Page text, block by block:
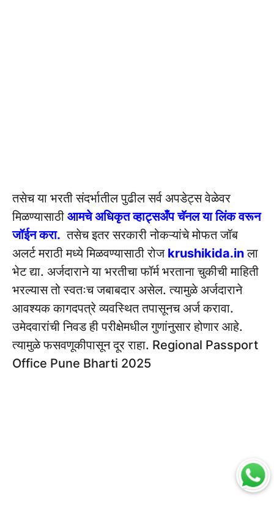
तसेच या भरती संदर्भातील पुढील सर्व अपडेट्स वेळेवर
मिळण्यासाठी आमचे अधिकृत व्हाट्सअँप चॅनल या लिंक वरून
जॉईन करा. तसेच इतर सरकारी नोकऱ्यांचे मोफत जॉब
अलर्ट मराठी मध्ये मिळवण्यासाठी रोज krushikida.inला
भेट द्या. अर्जदाराने या भरतीचा फॉर्म भरताना चुकीची माहिती
भरल्यास तो स्वतःच जबाबदार असेल. त्यामुळे अर्जदाराने
आवश्यक कागदपत्रे व्यवस्थित तपासूनच अर्ज करावा.
उमेदवारांची निवड ही परीक्षेमधील गुणांनुसार होणार आहे.
त्यामुळे फसवणूकीपासून दूर राहा. Regional Passport
Office Pune Bharti 2025